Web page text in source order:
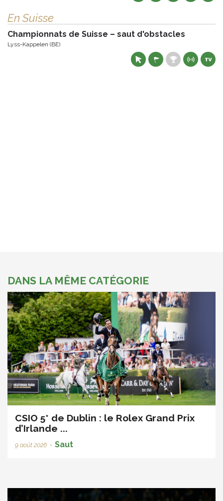
En Suisse
Championnats de Suisse – saut d'obstacles
Lyss-Kappelen (BE)
DANS LA MÊME CATÉGORIE
CSIO 5* de Dublin : le Rolex Grand Prix
d’Irlande ...
9 août 2026 • Saut